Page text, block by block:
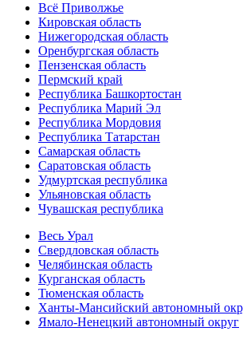
Всё Приволжье
Кировская область
Нижегородская область
Оренбургская область
Пензенская область
Пермский край
Республика Башкортостан
Республика Марий Эл
Республика Мордовия
Республика Татарстан
Самарская область
Саратовская область
Удмуртская республика
Ульяновская область
Чувашская республика
Весь Урал
Свердловская область
Челябинская область
Курганская область
Тюменская область
Ханты-Мансийский автономный
Ямало-Ненецкий автономный округ